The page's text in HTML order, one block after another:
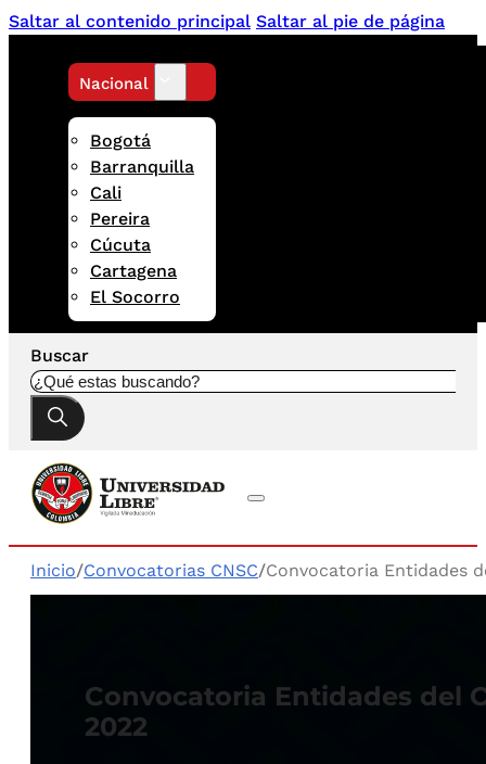
Saltar al contenido principal Saltar al pie de página
Nacional
Bogotá
Barranquilla
Cali
Pereira
Cúcuta
Cartagena
El Socorro
Buscar
Inicio/Convocatorias CNSC/Convocatoria Entidades
Convocatoria Entidades del
2022